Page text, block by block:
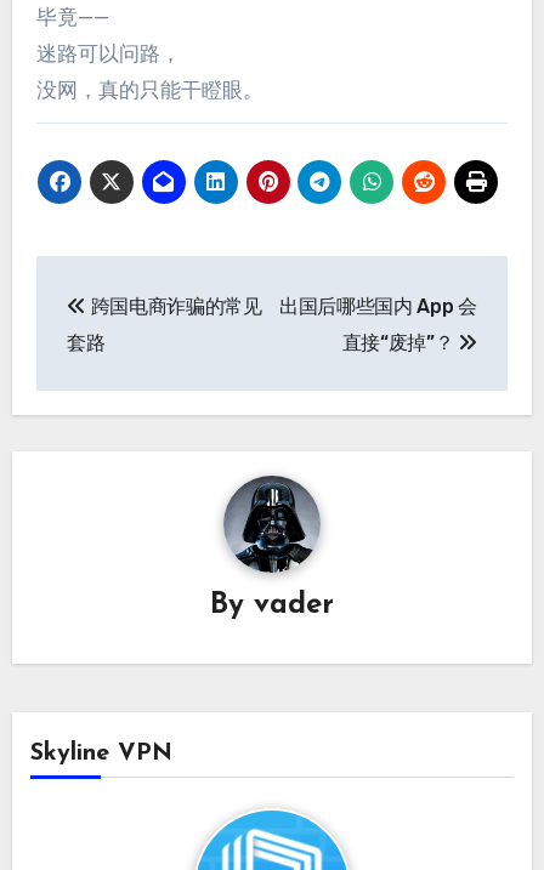
毕竟——
迷路可以问路，
没网，真的只能干瞪眼。
章
跨国电商诈骗的常见
套路
出国后哪些国内 App 会
直接“废掉”？
By vader
Skyline VPN